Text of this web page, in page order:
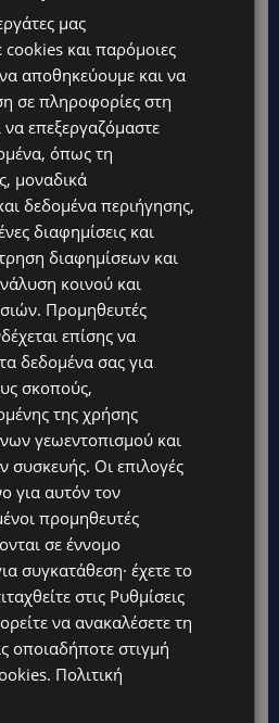
για παραλία – Στους 40°C
θα τεθεί σε ισχύ
του στην εκδήλωση για
αντιδράσεις – «Ασέβεια προς
από 8.000 υπογραφές κατά
γραπτή δέσμευση από το
η πισίνα του χωριού –
και επισκέπτες
τη σκηνή στην Αντιπροεδρία του
ευθύνη»
μας
και παρόμοιες
να αποθηκεύουμε και να
σε πληροφορίες στη
επεξεργαζόμαστε
όπως τη
μοναδικά
δεδομένα περιήγησης,
διαφημίσεις και
διαφημίσεων και
κοινού και
Προμηθευτές
επίσης να
δεδομένα σας για
σκοπούς,
της χρήσης
γεωεντοπισμού και
συσκευής. Οι επιλογές
για αυτόν τον
προμηθευτές
σε έννομο
συγκατάθεση· έχετε το
στις Ρυθμίσεις
να ανακαλέσετε τη
οποιαδήποτε στιγμή
. Πολιτική